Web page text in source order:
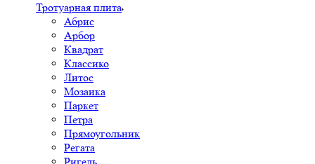
Тротуарная плита
Абрис
Арбор
Квадрат
Классико
Литос
Мозаика
Паркет
Петра
Прямоугольник
Регата